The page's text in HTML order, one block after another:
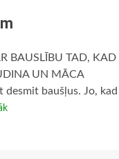
BAUSLĪBU TAD, KAD
UN MĀCA
desmit baušļus. Jo, kad